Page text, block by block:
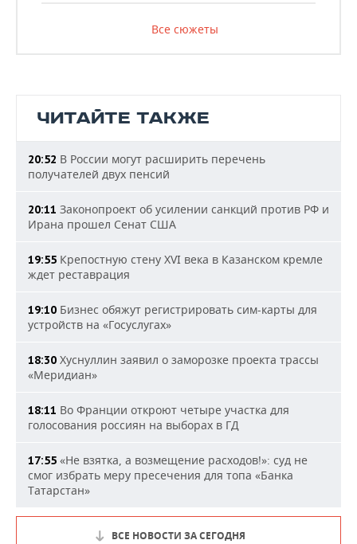
Все сюжеты
ЧИТАЙТЕ ТАКЖЕ
20:52 В России могут расширить перечень
получателей двух пенсий
20:11 Законопроект об усилении санкций против РФ и
Ирана прошел Сенат США
19:55 Крепостную стену XVI века в Казанском кремле
ждет реставрация
19:10 Бизнес обяжут регистрировать сим-карты для
устройств на «Госуслугах»
18:30 Хуснуллин заявил о заморозке проекта трассы
«Меридиан»
18:11 Во Франции откроют четыре участка для
голосования россиян на выборах в ГД
17:55 «Не взятка, а возмещение расходов!»: суд не
смог избрать меру пресечения для топа «Банка
Татарстан»
ВСЕ НОВОСТИ ЗА СЕГОДНЯ